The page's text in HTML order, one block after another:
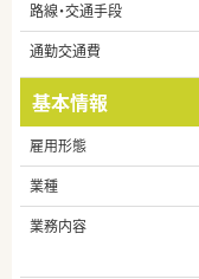
路線・交通手段
通勤交通費
基本情報
雇用形態
業種
業務内容